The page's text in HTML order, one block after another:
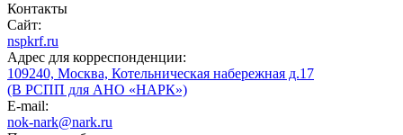
Контакты
Сайт:
nspkrf.ru
Адрес для корреспонденции:
109240, Москва, Котельническая набережная д.17
(В РСПП для АНО «НАРК»)
E-mail:
nok-nark@nark.ru